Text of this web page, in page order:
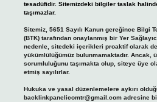
tesadüfidir. Sitemizdeki bilgiler taslak
taşımazlar.
Sitemiz, 5651 Sayılı Kanun gereğince Bilgi
(BTK) tarafından onaylanmış bir Yer
nedenle, sitedeki içerikleri proaktif olarak
yükümlülüğümüz bulunmamaktadır. Ancak,
sorumluluğunu taşımakta olup, siteye üye
etmiş sayılırlar.
Hukuka ve yasal düzenlemelere aykırı
backlinkpanelicomtr@gmail.comadresine